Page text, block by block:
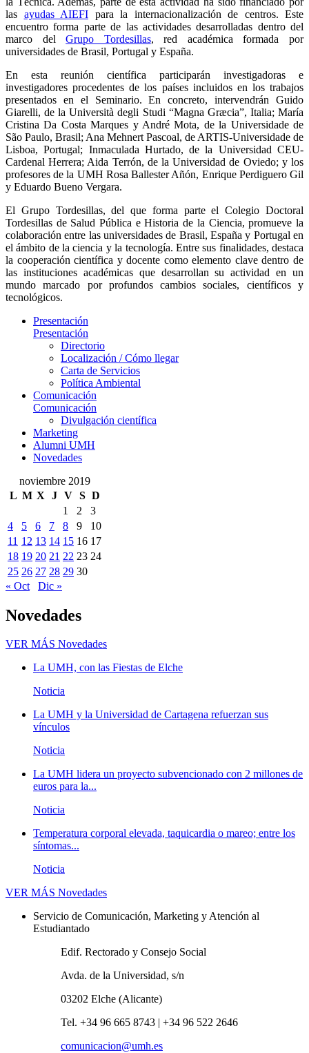
las ayudas AIEFI para la internacionalización de centros. Este
encuentro forma parte de las actividades desarrolladas dentro del
marco delGrupo Tordesillas, red académica formada por
universidades de Brasil, Portugal y España.
En esta reunión científica participarán investigadoras e
investigadores procedentes de los países incluidos en los trabajos
presentados en el Seminario. En concreto, intervendrán Guido
Giarelli, de la Università degli Studi “Magna Græcia”, Italia; María
Cristina Da Costa Marques y André Mota, de la Universidade de
São Paulo, Brasil; Ana Mehnert Pascoal, de ARTIS-Universidade de
Lisboa, Portugal; Inmaculada Hurtado, de la Universidad CEU-
Cardenal Herrera; Aida Terrón, de la Universidad de Oviedo; y los
profesores de la UMH Rosa Ballester Añón, Enrique Perdiguero Gil
y Eduardo Bueno Vergara.
El Grupo Tordesillas, del que forma parte el Colegio Doctoral
Tordesillas de Salud Pública e Historia de la Ciencia, promueve la
colaboración entre las universidades de Brasil, España y Portugal en
el ámbito de la ciencia y la tecnología. Entre sus finalidades, destaca
la cooperación científica y docente como elemento clave dentro de
las instituciones académicas que desarrollan su actividad en un
mundo marcado por profundos cambios sociales, científicos y
tecnológicos.
Presentación
Presentación
Directorio
Localización / Cómo llegar
Carta de Servicios
Política Ambiental
Comunicación
Comunicación
Divulgación científica
Marketing
Alumni UMH
Novedades
noviembre 2019
L M X J V S D
1
2
3
4
5 6 7 8 9
10
11 12 13 14 15 16 17
18 19 20 21 22 23 24
25 26 27 28 29 30
« Oct
Dic »
Novedades
VER MÁS Novedades
La UMH, con las Fiestas de Elche
Noticia
La UMH y la Universidad de Cartagena refuerzan sus
vínculos
Noticia
La UMH lidera un proyecto subvencionado con 2 millones de
euros para la...
Noticia
Temperatura corporal elevada, taquicardia o mareo; entre los
síntomas...
Noticia
VER MÁS Novedades
Servicio de Comunicación, Marketing y Atención al
Estudiantado
Edif. Rectorado y Consejo Social
Avda. de la Universidad, s/n
03202 Elche (Alicante)
Tel. +34 96 665 8743 | +34 96 522 2646
comunicacion@umh.es